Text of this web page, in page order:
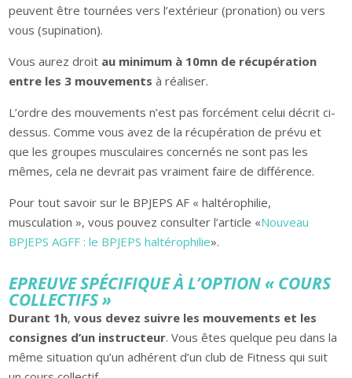
peuvent être tournées vers l’extérieur (pronation) ou vers
vous (supination).
Vous aurez droit au minimum à 10mn de récupération
entre les 3 mouvements à réaliser.
L’ordre des mouvements n’est pas forcément celui décrit ci-
dessus. Comme vous avez de la récupération de prévu et
que les groupes musculaires concernés ne sont pas les
mêmes, cela ne devrait pas vraiment faire de différence.
Pour tout savoir sur le BPJEPS AF « haltérophilie,
musculation », vous pouvez consulter l’article «Nouveau
BPJEPS AGFF : le BPJEPS haltérophilie».
EPREUVE SPÉCIFIQUE À L’OPTION « COURS
COLLECTIFS »
Durant 1h,vous devez suivre les mouvements et les
consignes d’un instructeur. Vous êtes quelque peu dans la
même situation qu’un adhérent d’un club de Fitness qui suit